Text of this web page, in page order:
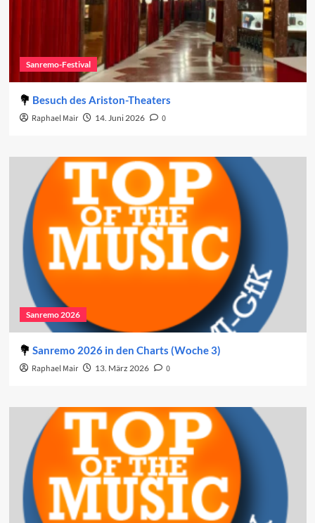
Sanremo-Festival
Besuch des Ariston-Theaters
Raphael Mair 14. Juni 2026 0
Sanremo 2026
Sanremo 2026 in den Charts (Woche 3)
Raphael Mair 13. März 2026 0